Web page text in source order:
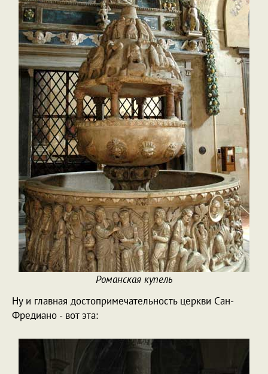
Романская купель
Ну и главная достопримечательность церкви Сан-
Фредиано - вот эта: